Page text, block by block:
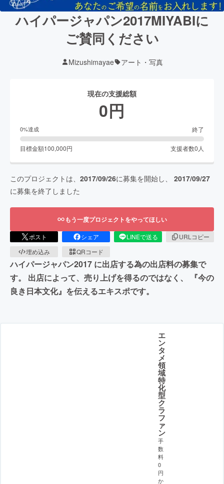
ハイパージャパン2017MIYABIに
ご賛同ください
Mizushimayae アート・写真
現在の支援総額
0円
0%達成 終了
目標金額100,000円 支援者数0 人
このプロジェクトは、 2017/09/26に募集を開始し、 2017/09/27
に募集を終了しました
もう一度プロジェクトをやってほしい
ポスト シェア LINEで送る
URLコピー
埋め込み
QRコード
ハイパージャパン2017 に出店する為の出店料の募集で
す。 出店によって、売り上げを得るのではなく、 『今の
良き日本文化』を伝えるエキスポです。
エ
ン
タ
メ
領
域
特
化
型
ク
ラ
フ
ァ
ン
手
数
料
0
円
か